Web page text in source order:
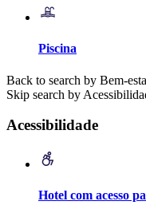
Piscina
Back to search by Bem-
Skip search by
Acessibilidade
Hotel com acesso